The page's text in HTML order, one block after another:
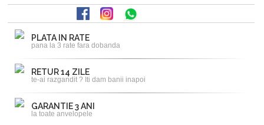
PLATA IN RATE
pana la 3 rate fara dobanda
RETUR 14 ZILE
te-ai razgandit ? Iti dam banii inapoi
GARANTIE 3 ANI
la toate anvelopele